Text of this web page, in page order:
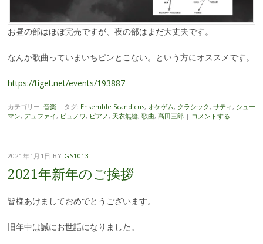
お昼の部はほぼ完売ですが、夜の部はまだ大丈夫です。
なんか歌曲っていまいちピンとこない。という方にオススメです。
https://tiget.net/events/193887
カテゴリー: 音楽 | タグ: Ensemble Scandicus, オケゲム, クラシック , サティ , シュー
マン, デュファイ , ビュノワ, ピアノ , 天衣無縫, 歌曲, 髙田三郎 | コメントする
2021年1月1日 BY GS1013
2021年新年のご挨拶
皆様あけましておめでとうございます。
旧年中は誠にお世話になりました。